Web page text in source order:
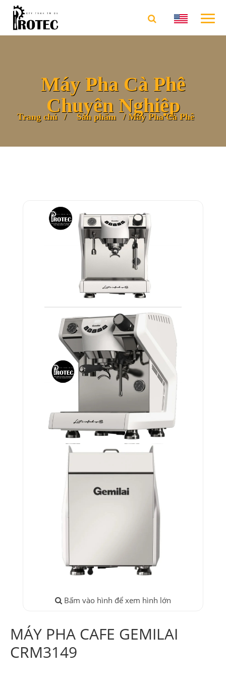
Máy Pha Cà Phê
Chuyên Nghiệp
Trang chủ Sản phẩm Máy Pha Cà Phê
Bấm vào hình để xem hình lớn
MÁY PHA CAFE GEMILAI
CRM3149